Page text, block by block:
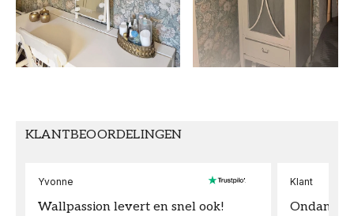
PATROON
Gebloemd
COLLECTIE
Cottage garden
KLEUR PATROONHOOGTE (cm)
Vliesbehang
KLANTBEOORDELINGEN
Yvonne
Wallpassion levert en snel ook!
Klant
Ondanks